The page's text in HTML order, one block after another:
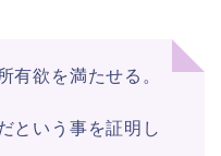
有欲を満たせる。
という事を証明し